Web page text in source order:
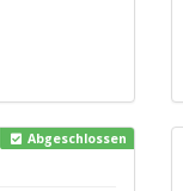
Abgeschlossen